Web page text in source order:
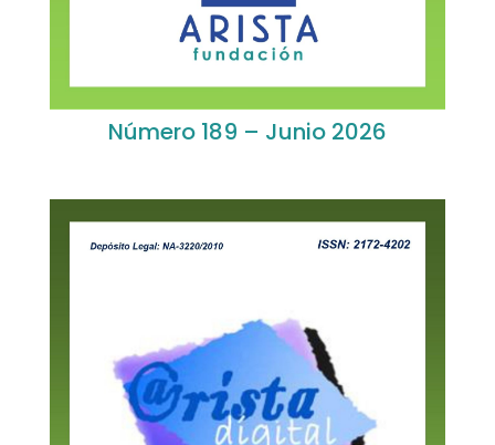
Número 189 – Junio 2026